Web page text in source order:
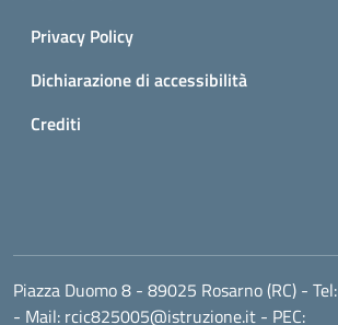
Privacy Policy
Dichiarazione di accessibilità
Crediti
Piazza Duomo 8 - 89025 Rosarno (RC) - Tel:
- Mail: rcic825005@istruzione.it - PEC: